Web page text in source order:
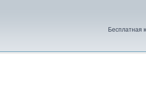
Бесплатная